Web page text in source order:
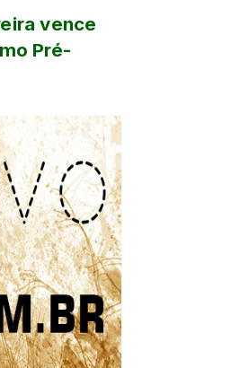
vence
Pré-